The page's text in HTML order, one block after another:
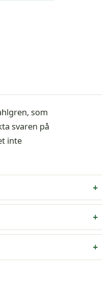
som
svaren på
inte